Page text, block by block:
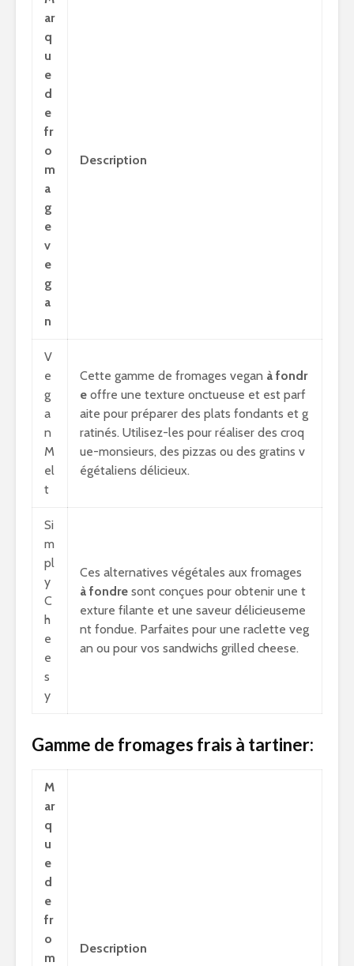
ar
q
u
e
d
e
fr
o
m
a
g
e
v
e
g
a
n
Description
V
e
g
a
n
M
el
t
Cette gamme de fromages vegan à fondr
e offre une texture onctueuse et est parf
aite pour préparer des plats fondants et g
ratinés. Utilisez-les pour réaliser des croq
ue-monsieurs, des pizzas ou des gratins v
égétaliens délicieux.
Si
m
pl
y
C
h
e
e
s
y
Ces alternatives végétales aux fromages
à fondre sont conçues pour obtenir une t
exture filante et une saveur délicieuseme
nt fondue. Parfaites pour une raclette veg
an ou pour vos sandwichs grilled cheese.
Gamme de fromages frais à tartiner:
M
ar
q
u
e
d
e
fr
o
m
Description